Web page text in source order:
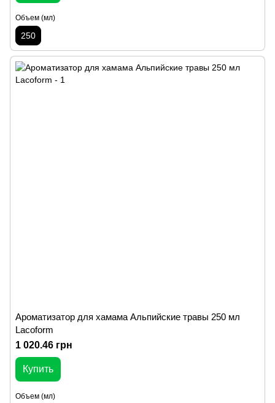
Объем (мл)
250
Ароматизатор для хамама Альпийские травы 250 мл
Lacoform
1 020.46 грн
Купить
Объем (мл)